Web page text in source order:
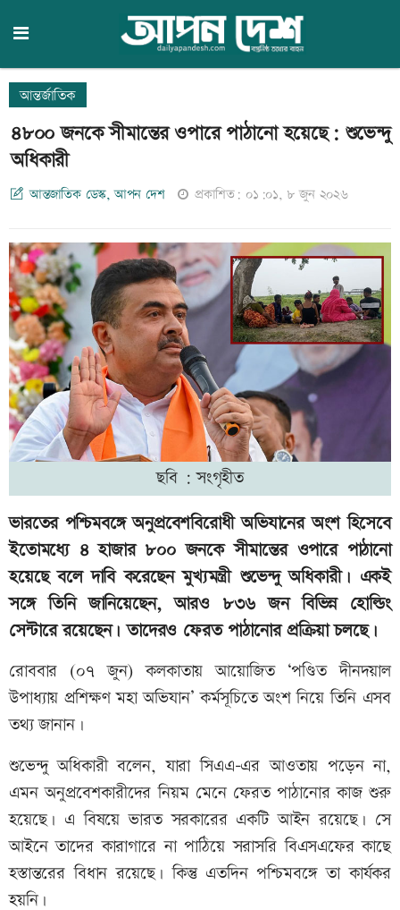
আন্তর্জাতিক
৪৮০০ জনকে সীমান্তের ওপারে পাঠানো হয়েছে: শুভেন্দু
অধিকারী
আন্তজাতিক ডেস্ক, আপন দেশ প্রকাশিত: ০১:০১, ৮ জুন ২০২৬
ছবি : সংগৃহীত
ভারতের পশ্চিমবঙ্গে অনুপ্রবেশবিরোধী অভিযানের অংশ হিসেবে
ইতোমধ্যে ৪ হাজার ৮০০ জনকে সীমান্তের ওপারে পাঠানো
হয়েছে বলে দাবি করেছেন মুখ্যমন্ত্রী শুভেন্দু অধিকারী। একই
সঙ্গে তিনি জানিয়েছেন, আরও ৮৩৬ জন বিভিন্ন হোল্ডিং
সেন্টারে রয়েছেন। তাদেরও ফেরত পাঠানোর প্রক্রিয়া চলছে।
রোববার (০৭ জুন) কলকাতায় আয়োজিত ‘পণ্ডিত দীনদয়াল
উপাধ্যায় প্রশিক্ষণ মহা অভিযান’ কর্মসূচিতে অংশ নিয়ে তিনি এসব
তথ্য জানান।
শুভেন্দু অধিকারী বলেন, যারা সিএএ-এর আওতায় পড়েন না,
এমন অনুপ্রবেশকারীদের নিয়ম মেনে ফেরত পাঠানোর কাজ শুরু
হয়েছে। এ বিষয়ে ভারত সরকারের একটি আইন রয়েছে। সে
আইনে তাদের কারাগারে না পাঠিয়ে সরাসরি বিএসএফের কাছে
হস্তান্তরের বিধান রয়েছে। কিন্তু এতদিন পশ্চিমবঙ্গে তা কার্যকর
হয়নি।